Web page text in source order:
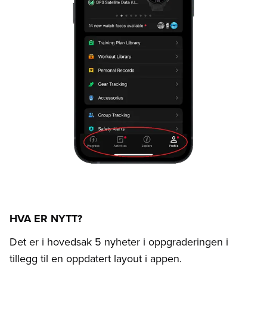
HVA ER NYTT?
Det er i hovedsak 5 nyheter i oppgraderingen i
tillegg til en oppdatert layout i appen.